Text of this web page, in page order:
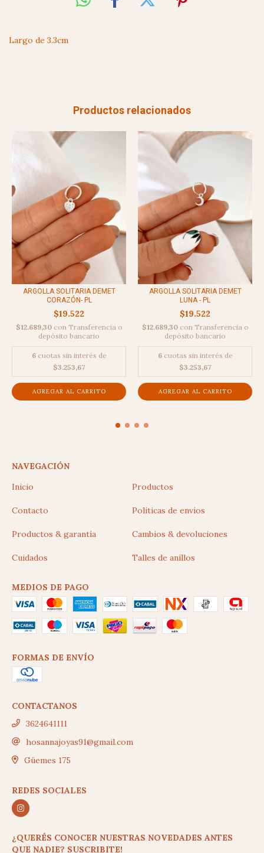
Largo de 3.3cm
Productos relacionados
ARGOLLA SOLITARIA DEMET
CORAZÓN- PL
$19.522
$12.689,30 con Transferencia o
depósito bancario
6 cuotas sin interés de
$3.253,67
ARGOLLA SOLITARIA DEMET
LUNA - PL
$19.522
$12.689,30 con Transferencia o
depósito bancario
6 cuotas sin interés de
$3.253,67
NAVEGACIÓN
Inicio
Productos
Contacto Politicas de envíos
Productos & garantía Cambios & devoluciones
Cuidados Talles de anillos
MEDIOS DE PAGO
FORMAS DE ENVÍO
CONTACTANOS
3624641111
hosannajoyas91@gmail.com
Güemes 175
REDES SOCIALES
¿QUERÉS CONOCER NUESTRAS NOVEDADES ANTES
QUE NADIE? SUSCRIBITE!